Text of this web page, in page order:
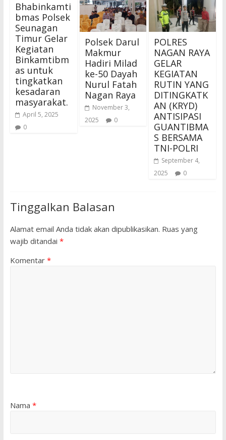
Bhabinkamti
bmas Polsek
Seunagan
Timur Gelar
Kegiatan
Binkamtibm
as untuk
tingkatkan
kesadaran
masyarakat.
April 5, 2025
0
Polsek Darul
Makmur
Hadiri Milad
ke-50 Dayah
Nurul Fatah
Nagan Raya
November 3,
2025
0
POLRES
NAGAN RAYA
GELAR
KEGIATAN
RUTIN YANG
DITINGKATK
AN (KRYD)
ANTISIPASI
GUANTIBMA
S BERSAMA
TNI-POLRI
September 4,
2025
0
Tinggalkan Balasan
Alamat email Anda tidak akan dipublikasikan. Ruas yang
wajib ditandai *
Komentar *
Nama *